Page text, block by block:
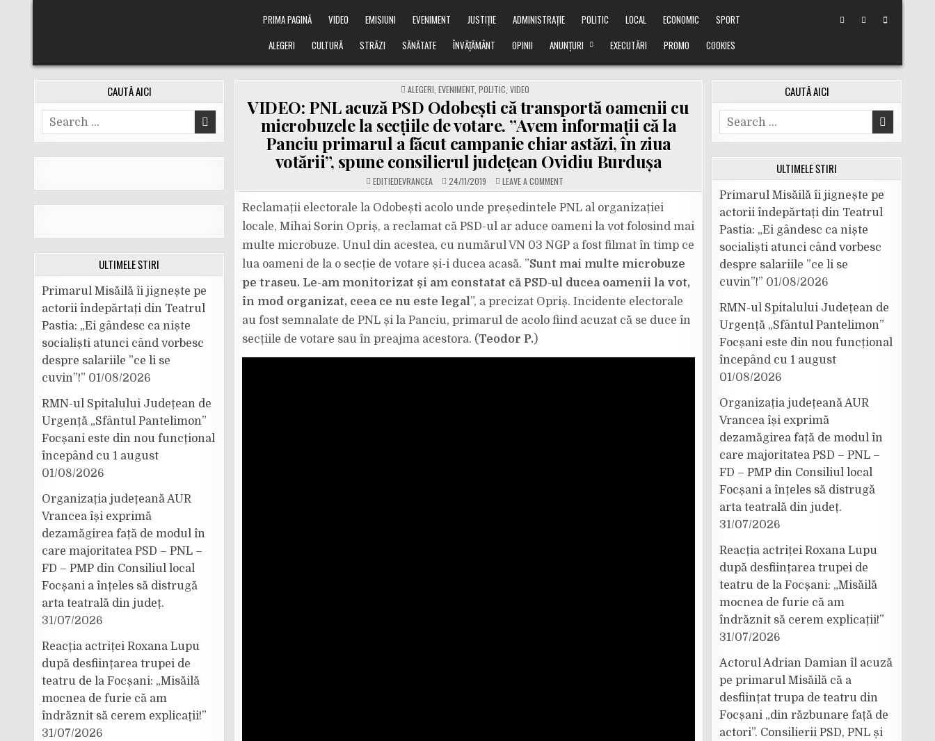
PRIMA PAGINĂ VIDEO EMISIUNI EVENIMENT JUSTIȚIE ADMINISTRAȚIE POLITIC LOCAL ECONOMIC
SPORT
ALEGERI
CULTURĂ STRĂZI SĂNĂTATE ÎNVĂȚĂMÂNT OPINII ANUNȚURI EXECUTĂRI PROMO COOKIES
POSTED
IN
ALEGERI EVENIMENT, POLITIC VIDEO
VIDEO: PNL acuză PSD Odobești că transportă oamenii cu
microbuzele la secțiile de votare. ”Avem informații că la
Panciu primarul a făcut campanie chiar astăzi, în ziua
votării”, spune consilierul județean Ovidiu Burdușa
EDITIEDEVRANCEA 24/11/2019 LEAVE A COMMENT
VIDEO:
ACUZĂ
PSD
ODOBEȘTI
CĂ
TRANSPORTĂ
OAMENII
MICROBUZELE
SECȚIILE
DE
VOTARE.
”AVEM
INFORMAȚII
CĂ
A
Reclamații electorale la Odobești acolo unde președintele PNL al organizației
locale, Mihai Sorin Opriș, a reclamat că PSD-ul ar aduce oameni la vot folosind mai
multe microbuze. Unul din acestea, cu numărul VN 03 NGP a fost filmat în timp ce
lua oameni de la o secție de votare și-i ducea acasă. ”Sunt mai multe microbuze
pe traseu. Le-am monitorizat și am constatat că PSD-ul ducea oamenii la vot,
în mod organizat, ceea ce nu este legal”, a precizat Opriș. Incidente electorale
au fost semnalate de PNL și la Panciu, primarul de acolo fiind acuzat că se duce în
secțiile de votare sau în preajma acestora. (Teodor P.)
CAUTĂ AICI
Search
for:
ULTIMELE ȘTIRI
Primarul Misăilă îi jignește pe
actorii îndepărtați din Teatrul
Pastia: „Ei gândesc ca niște
socialiști atunci când vorbesc
despre salariile ”ce li se
cuvin”!” 01/08/2026
RMN-ul Spitalului Județean de
Urgență „Sfântul Pantelimon”
Focșani este din nou funcțional
începând cu 1 august
01/08/2026
Organizația județeană AUR
Vrancea își exprimă
dezamăgirea față de modul în
care majoritatea PSD – PNL –
FD – PMP din Consiliul local
Focșani a înțeles să distrugă
arta teatrală din județ.
31/07/2026
Reacția actriței Roxana Lupu
după desființarea trupei de
teatru de la Focșani: „Misăilă
mocnea de furie că am
îndrăznit să cerem explicații!”
31/07/2026
CAUTĂ AICI
Search
for:
ULTIMELE ȘTIRI
Primarul Misăilă îi jignește pe
actorii îndepărtați din Teatrul
Pastia: „Ei gândesc ca niște
socialiști atunci când vorbesc
despre salariile ”ce li se
cuvin”!” 01/08/2026
RMN-ul Spitalului Județean de
Urgență „Sfântul Pantelimon”
Focșani este din nou funcțional
începând cu 1 august
01/08/2026
Organizația județeană AUR
Vrancea își exprimă
dezamăgirea față de modul în
care majoritatea PSD – PNL –
FD – PMP din Consiliul local
Focșani a înțeles să distrugă
arta teatrală din județ.
31/07/2026
Reacția actriței Roxana Lupu
după desființarea trupei de
teatru de la Focșani: „Misăilă
mocnea de furie că am
îndrăznit să cerem explicații!”
31/07/2026
Actorul Adrian Damian îl acuză
pe primarul Misăilă că a
desființat trupa de teatru din
Focșani „din răzbunare față de
actori”. Consilierii PSD, PNL și